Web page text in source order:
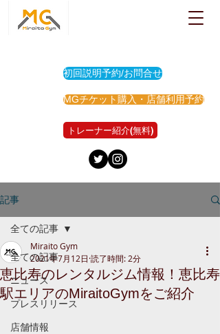
初回説明予約/お問合せ
MGチケット購入・店舗利用予約
トレーナー紹介(無料)
記事
全ての記事
ニュース
プレスリリース
店舗情報
全ての記事
恵比寿のレンタルジム情報！恵比寿
駅エリアのMiraitoGymをご紹介
Miraito Gym
2021年7月12日 読了時間: 2分